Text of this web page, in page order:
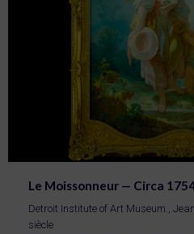
Le Moissonneur — Circa
Detroit Institute of Art Museum.,
siècle